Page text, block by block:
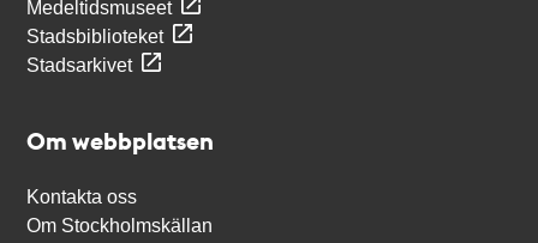
Medeltidsmuseet
Stadsbiblioteket
Stadsarkivet
Om webbplatsen
Kontakta oss
Om Stockholmskällan